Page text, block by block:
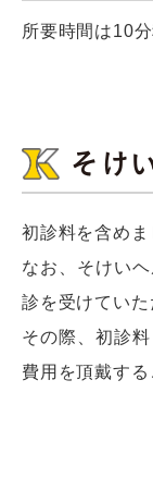
所要時間は10
そけ
初診料を含めま
なお、そけい
診を受けていた
その際、初診
費用を頂戴する